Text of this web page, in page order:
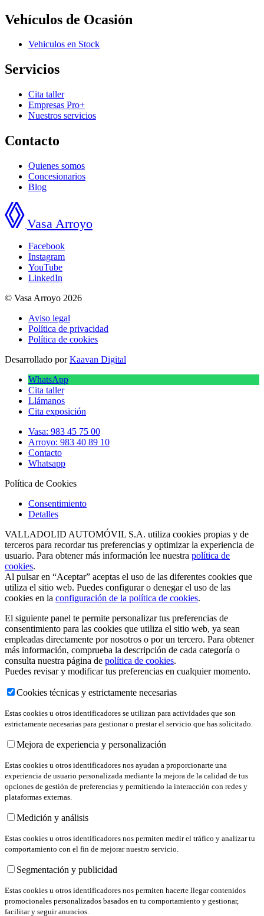
Vehículos de Ocasión
Vehiculos en Stock
Servicios
Cita taller
Empresas Pro+
Nuestros servicios
Contacto
Quienes somos
Concesionarios
Blog
Vasa Arroyo
Facebook
Instagram
YouTube
LinkedIn
© Vasa Arroyo 2026
Aviso legal
Política de privacidad
Política de cookies
Desarrollado porKaavan Digital
WhatsApp
Cita taller
Llámanos
Cita exposición
Vasa: 983 45 75 00
Arroyo: 983 40 89 10
Contacto
Whatsapp
Política de Cookies
Consentimiento
Detalles
VALLADOLID AUTOMÓVIL S.A. utiliza cookies propias y de
terceros para recordar tus preferencias y optimizar la experiencia de
usuario. Para obtener más información lee nuestra política de
cookies.
Al pulsar en “Aceptar” aceptas el uso de las diferentes cookies que
utiliza el sitio web. Puedes configurar o denegar el uso de las
cookies en la configuración de la política de cookies.
El siguiente panel te permite personalizar tus preferencias de
consentimiento para las cookies que utiliza el sitio web, ya sean
empleadas directamente por nosotros o por un tercero. Para obtener
más información, comprueba la descripción de cada categoría o
consulta nuestra página de política de cookies.
Puedes revisar y modificar tus preferencias en cualquier momento.
Cookies técnicas y estrictamente necesarias
Estas cookies u otros identificadores se utilizan para actividades que son
estrictamente necesarias para gestionar o prestar el servicio que has solicitado.
Mejora de experiencia y personalización
Estas cookies u otros identificadores nos ayudan a proporcionarte una
experiencia de usuario personalizada mediante la mejora de la calidad de tus
opciones de gestión de preferencias y permitiendo la interacción con redes y
plataformas externas.
Medición y análisis
Estas cookies u otros identificadores nos permiten medir el tráfico y analizar tu
comportamiento con el fin de mejorar nuestro servicio.
Segmentación y publicidad
Estas cookies u otros identificadores nos permiten hacerte llegar contenidos
promocionales personalizados basados en tu comportamiento y gestionar,
facilitar y seguir anuncios.